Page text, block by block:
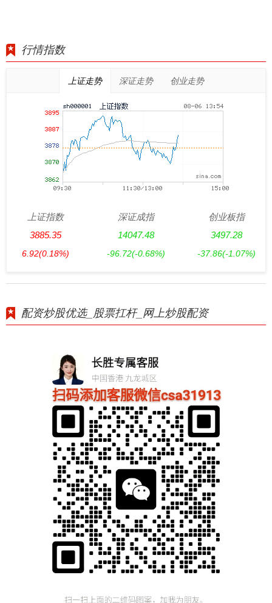
行情指数
上证走势 深证走势 创业走势
上证指数
3885.35
6.92(0.18%)
深证成指
14047.48
-96.72(-0.68%)
创业板指
3497.28
-37.86(-1.07%)
配资炒股优选_股票扛杆_网上炒股配资